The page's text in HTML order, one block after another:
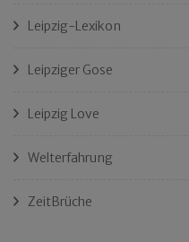
Leipzig-Lexikon
Leipziger Gose
Leipzig Love
Welterfahrung
ZeitBrüche